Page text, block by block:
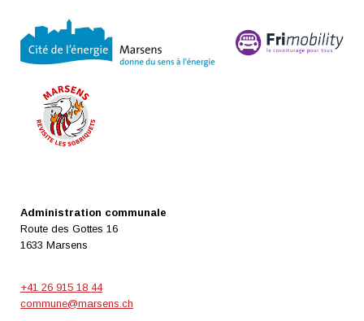
Administration communale
Route des Gottes 16
1633 Marsens
+41 26 915 18 44
commune@marsens.ch